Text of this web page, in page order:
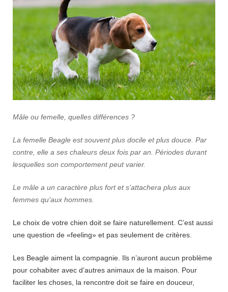
Mâle ou femelle, quelles différences ?
La femelle Beagle est souvent plus docile et plus douce. Par
contre, elle a ses chaleurs deux fois par an. Périodes durant
lesquelles son comportement peut varier.
Le mâle a un caractère plus fort et s’attachera plus aux
femmes qu’aux hommes.
Le choix de votre chien doit se faire naturellement. C’est aussi
une question de «feeling» et pas seulement de critères.
Les Beagle aiment la compagnie. Ils n’auront aucun problème
pour cohabiter avec d’autres animaux de la maison. Pour
faciliter les choses, la rencontre doit se faire en douceur,